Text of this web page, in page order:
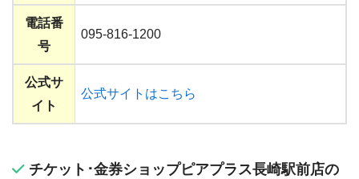
電話番
号
095-816-1200
公式サ
イト
公式サイトはこちら
チケット･金券ショップピアプラス長崎駅前店の